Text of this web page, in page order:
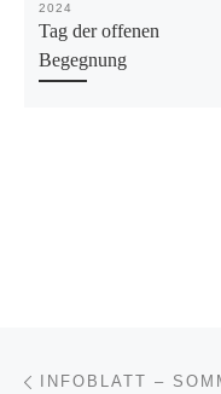
2024
Tag der offenen
Begegnung
INFOBLATT –